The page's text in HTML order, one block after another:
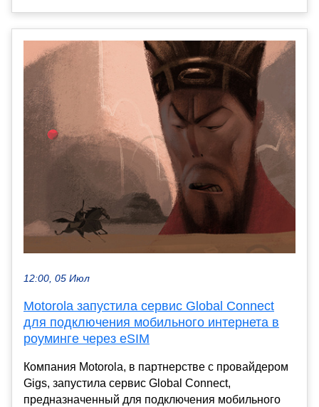
12:00, 05 Июл
Motorola запустила сервис Global Connect
для подключения мобильного интернета в
роуминге через eSIM
Компания Motorola, в партнерстве с провайдером
Gigs, запустила сервис Global Connect,
предназначенный для подключения мобильного